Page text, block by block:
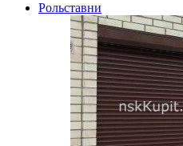
Рольставни